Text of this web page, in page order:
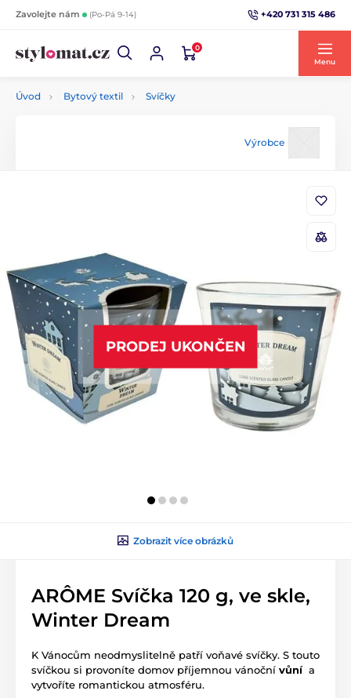
Zavolejte nám (Po-Pá 9-14) +420 731 315 486
0
Menu
Úvod Bytový textil Svíčky
Výrobce
PRODEJ UKONČEN
Zobrazit více obrázků
ARÔME Svíčka 120 g, ve skle,
Winter Dream
K Vánocům neodmyslitelně patří voňavé svíčky. S touto
svíčkou si provoníte domov příjemnou vánoční vůnía
vytvoříte romantickou atmosféru.